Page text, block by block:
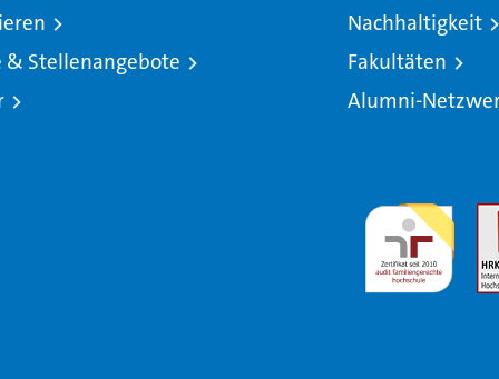
& Stellenangebote
Nachhaltigkeit
Fakultäten
Alumni-